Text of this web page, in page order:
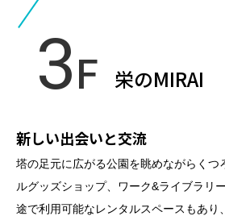
3F 栄のMIRAI
新しい出会いと交流
塔の足元に広がる公園を眺めながらくつ
ルグッズショップ、ワーク&ライブラリ
途で利用可能なレンタルスペースもあり